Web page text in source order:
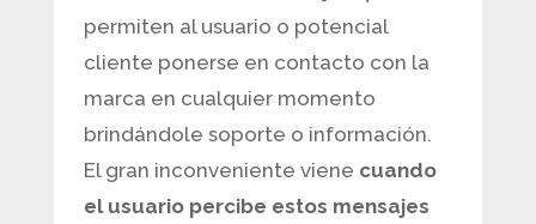
permiten al usuario o potencial
cliente ponerse en contacto con la
marca en cualquier momento
brindándole soporte o información.
El gran inconveniente viene cuando
el usuario percibe estos mensajes